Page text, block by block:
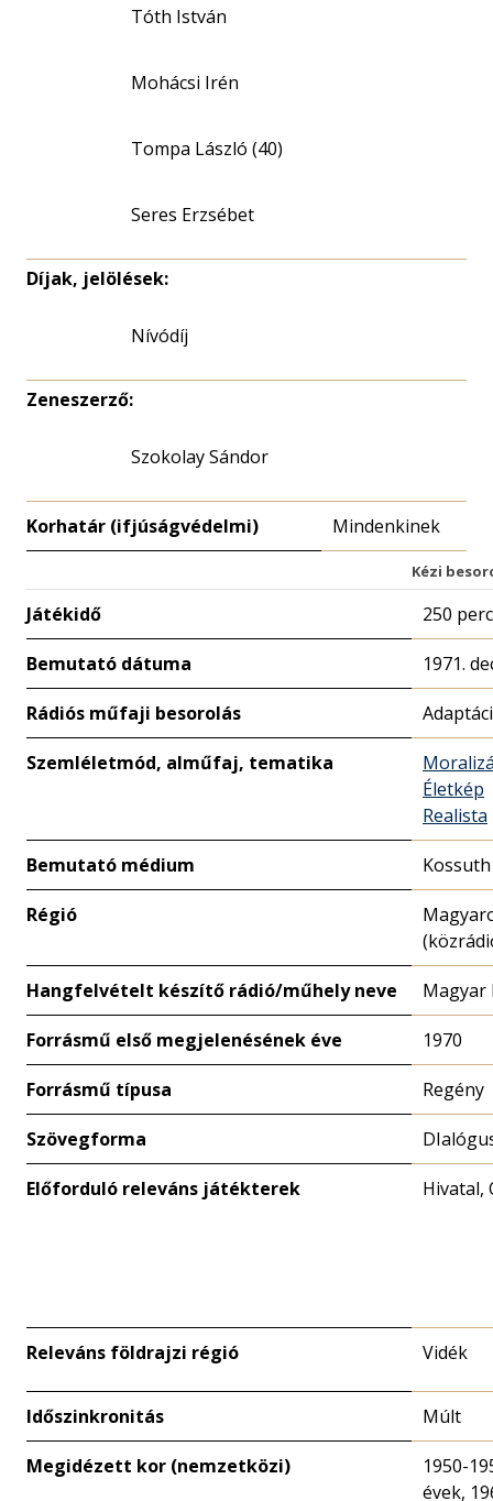
Tóth István
Mohácsi Irén
Tompa László (40)
Seres Erzsébet
Díjak, jelölések:
Nívódíj
Zeneszerző:
Szokolay Sándor
Korhatár (ifjúságvédelmi) Mindenkinek
Kézi
Játékidő 250 perc
Bemutató dátuma 1971.
Rádiós műfaji besorolás
Szemléletmód, alműfaj, tematika
Életkép
Realista
Bemutató médium Kossuth
Régió
Hangfelvételt készítő rádió/műhely neve Magyar
Forrásmű első megjelenésének éve 1970
Forrásmű típusa Regény
Szövegforma
Előforduló releváns játékterek Hivatal,
Releváns földrajzi régió Vidék
Időszinkronitás Múlt
Megidézett kor (nemzetközi)
1950-
évek,